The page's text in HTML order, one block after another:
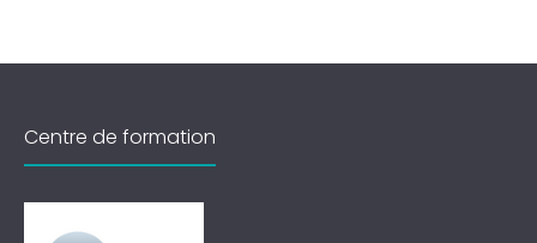
Centre de formation